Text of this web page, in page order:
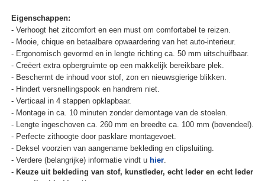
Eigenschappen:
- Verhoogt het zitcomfort en een must om comfortabel te reizen.
- Mooie, chique en betaalbare opwaardering van het auto-interieur.
- Ergonomisch gevormd en in lengte richting ca. 50 mm uitschuifbaar.
- Creëert extra opbergruimte op een makkelijk bereikbare plek.
- Beschermt de inhoud voor stof, zon en nieuwsgierige blikken.
- Hindert versnellingspook en handrem niet.
- Verticaal in 4 stappen opklapbaar.
- Montage in ca. 10 minuten zonder demontage van de stoelen.
- Lengte ingeschoven ca. 260 mm en breedte ca. 100 mm (bovendeel).
- Perfecte zithoogte door pasklare montagevoet.
- Deksel voorzien van aangename bekleding en clipsluiting.
- Verdere (belangrijke) informatie vindt u hier.
- Keuze uit bekleding van stof, kunstleder, echt leder en echt leder